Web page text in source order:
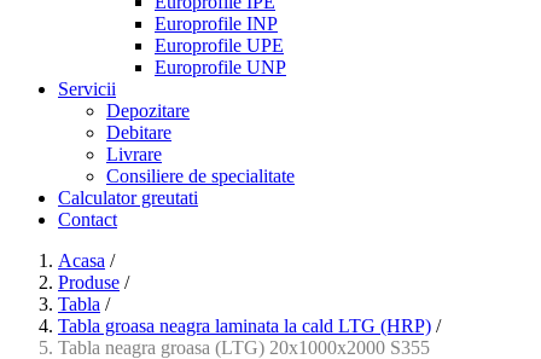
Europrofile INP
Europrofile UPE
Europrofile UNP
Servicii
Depozitare
Debitare
Livrare
Consiliere de specialitate
Calculator greutati
Contact
Acasa /
Produse /
Tabla /
Tabla groasa neagra laminata la cald LTG (HRP) /
Tabla neagra groasa (LTG) 20x1000x2000 S355